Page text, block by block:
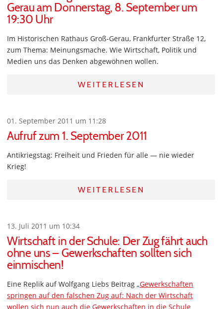
Gerau am Donnerstag, 8. September um
19:30 Uhr
Im Historischen Rathaus Groß-Gerau, Frankfurter Straße 12,
zum Thema: Meinungsmache. Wie Wirtschaft, Politik und
Medien uns das Denken abgewöhnen wollen.
WEITERLESEN
01. September 2011 um 11:28
Aufruf zum 1. September 2011
Antikriegstag: Freiheit und Frieden für alle — nie wieder
Krieg!
WEITERLESEN
13. Juli 2011 um 10:34
Wirtschaft in der Schule: Der Zug fährt auch
ohne uns – Gewerkschaften sollten sich
einmischen!
Eine Replik auf Wolfgang Liebs Beitrag „Gewerkschaften
springen auf den falschen Zug auf: Nach der Wirtschaft
wollen sich nun auch die Gewerkschaften in die Schule